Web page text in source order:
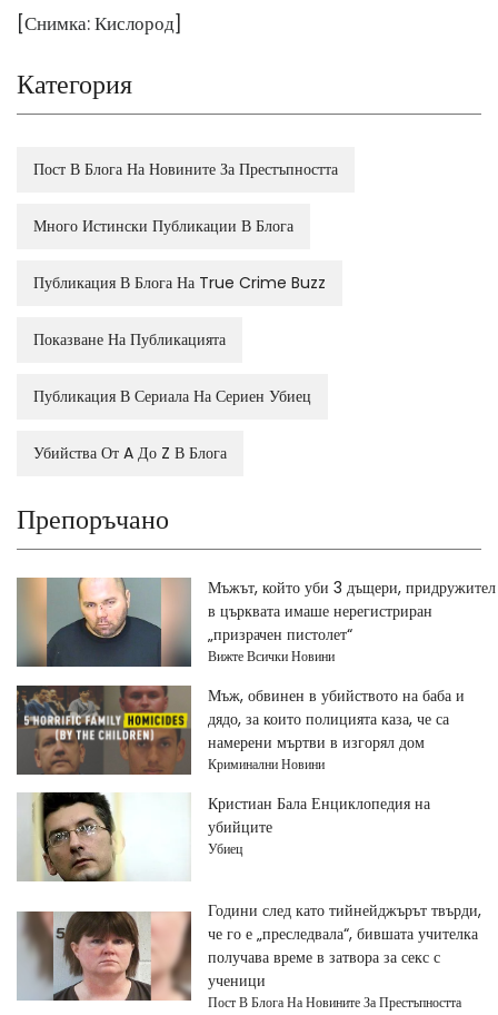
[Снимка: Кислород]
Категория
Пост В Блога На Новините За Престъпността
Много Истински Публикации В Блога
Публикация В Блога На True Crime Buzz
Показване На Публикацията
Публикация В Сериала На Сериен Убиец
Убийства От A До Z В Блога
Препоръчано
Мъжът, който уби 3 дъщери, придружител
в църквата имаше нерегистриран
„призрачен пистолет“
Вижте Всички Новини
Мъж, обвинен в убийството на баба и
дядо, за които полицията каза, че са
намерени мъртви в изгорял дом
Криминални Новини
Кристиан Бала Енциклопедия на
убийците
Убиец
Години след като тийнейджърът твърди,
че го е „преследвала“, бившата учителка
получава време в затвора за секс с
ученици
Пост В Блога На Новините За Престъпността